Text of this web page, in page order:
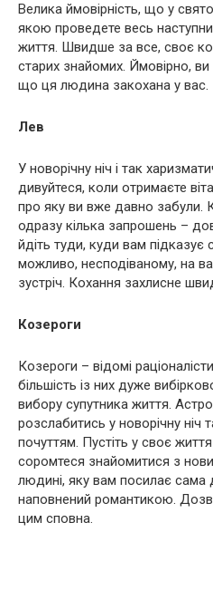
Велика ймовірність, що у
якою проведете весь
життя. Швидше за все, своє
старих знайомих. Ймовірно, ви
що ця людина закохана у вас.
Лев
У новорічну ніч і так
дивуйтеся, коли отримаєте
про яку ви вже давно забули.
одразу кілька запрошень –
йдіть туди, куди вам підказує
можливо, несподіваному, на
зустріч. Кохання захлисне
Козероги
Козероги – відомі
більшість із них дуже
вибору супутника життя.
розслабитись у новорічну ніч
почуттям. Пустіть у своє
соромтеся знайомитися з
людині, яку вам посилає
наповнений романтикою.
цим сповна.